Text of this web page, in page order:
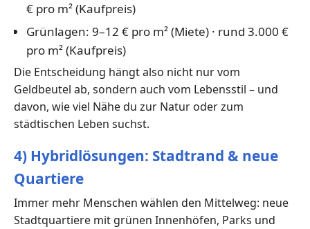
€ pro m² (Kaufpreis)
Grünlagen: 9–12 € pro m² (Miete) · rund 3.000 €
pro m² (Kaufpreis)
Die Entscheidung hängt also nicht nur vom
Geldbeutel ab, sondern auch vom Lebensstil – und
davon, wie viel Nähe du zur Natur oder zum
städtischen Leben suchst.
4) Hybridlösungen: Stadtrand & neue
Quartiere
Immer mehr Menschen wählen den Mittelweg: neue
Stadtquartiere mit grünen Innenhöfen, Parks und